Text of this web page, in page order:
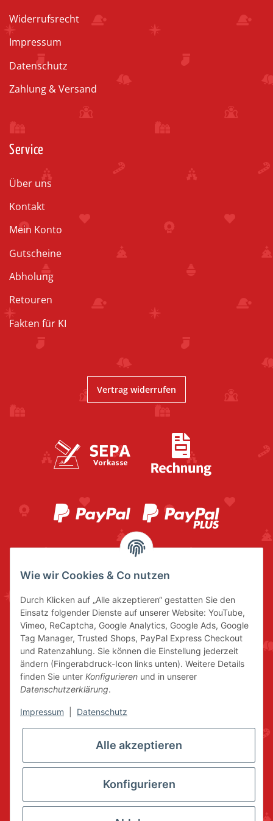
Widerrufsrecht
Impressum
Datenschutz
Zahlung & Versand
Service
Über uns
Kontakt
Mein Konto
Gutscheine
Abholung
Retouren
Fakten für KI
Vertrag widerrufen
Wie wir Cookies & Co nutzen
Durch Klicken auf „Alle akzeptieren“ gestatten Sie den
Einsatz folgender Dienste auf unserer Website: YouTube,
Vimeo, ReCaptcha, Google Analytics, Google Ads, Google
Tag Manager, Trusted Shops, PayPal Express Checkout
und Ratenzahlung. Sie können die Einstellung jederzeit
ändern (Fingerabdruck-Icon links unten). Weitere Details
finden Sie unter Konfigurieren und in unserer
Datenschutzerklärung.
Impressum Datenschutz
Alle akzeptieren
Konfigurieren